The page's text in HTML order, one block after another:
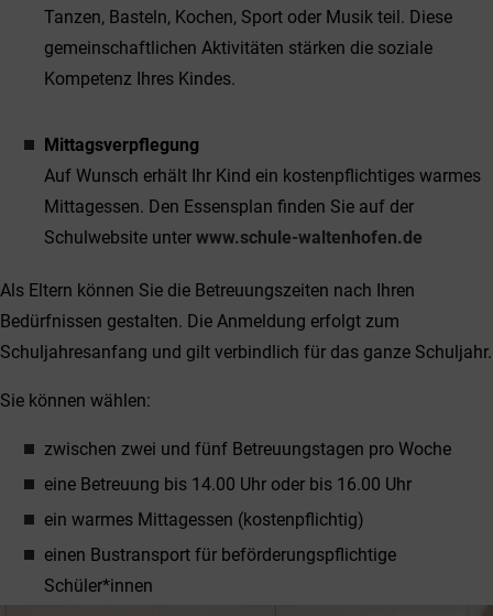
Tanzen, Basteln, Kochen, Sport oder Musik teil. Diese
gemeinschaftlichen Aktivitäten stärken die soziale
Kompetenz Ihres Kindes.
Mittagsverpflegung
Auf Wunsch erhält Ihr Kind ein kostenpflichtiges warmes
Mittagessen. Den Essensplan finden Sie auf der
Schulwebsite unter www.schule-waltenhofen.de
Als Eltern können Sie die Betreuungszeiten nach Ihren
Bedürfnissen gestalten. Die Anmeldung erfolgt zum
Schuljahresanfang und gilt verbindlich für das ganze Schuljahr.
Sie können wählen:
zwischen zwei und fünf Betreuungstagen pro Woche
eine Betreuung bis 14.00 Uhr oder bis 16.00 Uhr
ein warmes Mittagessen (kostenpflichtig)
einen Bustransport für beförderungspflichtige
Schüler*innen